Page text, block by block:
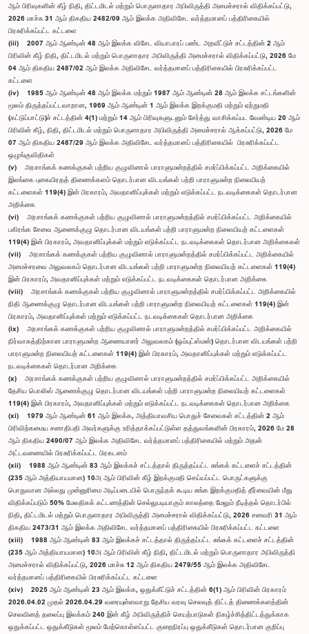
ஆம் பிரிவுகளின் கீழ் நிதி, திட்டமிடல் மற்றும் பொருளாதார அபிவிருத்தி அமைச்சரால் விதிக்கப்பட்டு,
2026 மாச்சு 31 ஆம் திகதிய 2482/09 ஆம் இலக்க அதிவிசேட வர்த்தமானப் பத்திரிகையில்
பிரசுரிக்கப்பட்ட கட்டளை
(iii) 2007 ஆம் ஆண்டின் 48 ஆம் இலக்க விசேட வியாபாரப் பண்ட அறவீட்டுச் சட்டத்தின் 2 ஆம்
பிரிவின் கீழ் நிதி, திட்டமிடல் மற்றும் பொருளாதார அபிவிருத்தி அமைச்சரால் விதிக்கப்பட்டு, 2026 மே
04 ஆம் திகதிய 2487/02 ஆம் இலக்க அதிவிசேட வர்த்தமானப் பத்திரிகையில் பிரசுரிக்கப்பட்ட
கட்டளை
(iv) 1985 ஆம் ஆண்டின் 48 ஆம் இலக்க மற்றும் 1987 ஆம் ஆண்டின் 28 ஆம் இலக்க சட்டங்களின்
மூலம் திருத்தப்பட்டவாறான, 1969 ஆம் ஆண்டின் 1 ஆம் இலக்க இறக்குமதி மற்றும் ஏற்றுமதி
(கட்டுப்பாட்டு)ச் சட்டத்தின் 4(1) மற்றும் 14 ஆம் பிரிவுகளுடனும் சேர்த்து வாசிக்கப்பட வேண்டிய 20 ஆம்
பிரிவின் கீழ், நிதி, திட்டமிடல் மற்றும் பொருளாதார அபிவிருத்தி அமைச்சரால் ஆக்கப்பட்டு, 2026 மே
07 ஆம் திகதிய 2487/29 ஆம் இலக்க அதிவிசேட வர்த்தமானப் பத்திரிகையில் பிரசுரிக்கப்பட்ட
ஒழுங்குவிதிகள்
(v) அரசாங்கக் கணக்குகள் பற்றிய குழுவினால் பாராளுமன்றத்தில் சமர்ப்பிக்கப்பட்ட அறிக்கையில்
இலங்கை புகையிரதத் திணைக்களம் தொடர்பான விடயங்கள் பற்றி பாராளுமன்ற நிலையியற்
கட்டளைகள் 119(4) இன் பிரகாரம், அவதானிப்புக்கள் மற்றும் எடுக்கப்பட்ட நடவடிக்கைகள் தொடர்பான
அறிக்கை
(vi) அரசாங்கக் கணக்குகள் பற்றிய குழுவினால் பாராளுமன்றத்தில் சமர்ப்பிக்கப்பட்ட அறிக்கையில்
பகிரங்க சேவை ஆணைக்குழு தொடர்பான விடயங்கள் பற்றி பாராளுமன்ற நிலையியற் கட்டளைகள்
119(4) இன் பிரகாரம், அவதானிப்புக்கள் மற்றும் எடுக்கப்பட்ட நடவடிக்கைகள் தொடர்பான அறிக்கைகள்
(vii) அரசாங்கக் கணக்குகள் பற்றிய குழுவினால் பாராளுமன்றத்தில் சமர்ப்பிக்கப்பட்ட அறிக்கையில்
அமைச்சரவை அலுவலகம் தொடர்பான விடயங்கள் பற்றி பாராளுமன்ற நிலையியற் கட்டளைகள் 119(4)
இன் பிரகாரம், அவதானிப்புக்கள் மற்றும் எடுக்கப்பட்ட நடவடிக்கைகள் தொடர்பான அறிக்கை
(viii) அரசாங்கக் கணக்குகள் பற்றிய குழுவினால் பாராளுமன்றத்தில் சமர்ப்பிக்கப்பட்ட அறிக்கையில்
நிதி ஆணைக்குழு தொடர்பான விடயங்கள் பற்றி பாராளுமன்ற நிலையியற் கட்டளைகள் 119(4) இன்
பிரகாரம், அவதானிப்புக்கள் மற்றும் எடுக்கப்பட்ட நடவடிக்கைகள் தொடர்பான அறிக்கை
(ix) அரசாங்கக் கணக்குகள் பற்றிய குழுவினால் பாராளுமன்றத்தில் சமர்ப்பிக்கப்பட்ட அறிக்கையில்
நிர்வாகத்திற்கான பாராளுமன்ற ஆணையாளர் அலுவலகம் (ஒம்புட்ஸ்மன்) தொடர்பான விடயங்கள் பற்றி
பாராளுமன்ற நிலையியற் கட்டளைகள் 119(4) இன் பிரகாரம், அவதானிப்புக்கள் மற்றும் எடுக்கப்பட்ட
நடவடிக்கைகள் தொடர்பான அறிக்கை
(x) அரசாங்கக் கணக்குகள் பற்றிய குழுவினால் பாராளுமன்றத்தில் சமர்ப்பிக்கப்பட்ட அறிக்கையில்
தேசிய பொலிஸ் ஆணைக்குழு தொடர்பான விடயங்கள் பற்றி பாராளுமன்ற நிலையியற் கட்டளைகள்
119(4) இன் பிரகாரம், அவதானிப்புக்கள் மற்றும் எடுக்கப்பட்ட நடவடிக்கைகள் தொடர்பான அறிக்கை
(xi) 1979 ஆம் ஆண்டின் 61 ஆம் இலக்க, அத்தியாவசிய பொதுச் சேவைகள் சட்டத்தின் 2 ஆம்
பிரிவிற்கமைய சனாதிபதி அவர்களுக்கு உரித்தாக்கப்பட்டுள்ள தத்துவங்களின் பிரகாரம், 2026 மே 28
ஆம் திகதிய 2490/07 ஆம் இலக்க அதிவிசேட வர்த்தமானப் பத்திரிகையில் மற்றும் அதன்
அட்டவணையில் பிரசுரிக்கப்பட்ட பிரகடனம்
(xii) 1988 ஆம் ஆண்டின் 83 ஆம் இலக்கச் சட்டத்தால் திருத்தப்பட்ட சுங்கக் கட்டளைச் சட்டத்தின்
(235 ஆம் அத்தியாயமான) 10அ ஆம் பிரிவின் கீழ் இறக்குமதி செய்யப்பட்ட பொருட்களுக்கு
பொதுவான அல்லது முன்னுரிமை அடிப்படையில் பொருந்தக் கூடிய சுங்க இறக்குமதித் தீர்வையின் மீது
விதிக்கப்படும் 50% மேலதிகக் கட்டணத்தின் செல்லுபடியாகும் காலத்தை மேலும் நீடித்தல் தொடர்பில்
நிதி, திட்டமிடல் மற்றும் பொருளாதார அபிவிருத்தி அமைச்சரால் விதிக்கப்பட்டு, 2026 சனவரி 31 ஆம்
திகதிய 2473/31 ஆம் இலக்க அதிவிசேட வர்த்தமானப் பத்திரிகையில் பிரசுரிக்கப்பட்ட கட்டளை
(xiii) 1988 ஆம் ஆண்டின் 83 ஆம் இலக்கச் சட்டத்தால் திருத்தப்பட்ட சுங்கக் கட்டளைச் சட்டத்தின்
(235 ஆம் அத்தியாயமான) 10அ ஆம் பிரிவின் கீழ் நிதி, திட்டமிடல் மற்றும் பொருளாதார அபிவிருத்தி
அமைச்சரால் விதிக்கப்பட்டு, 2026 மாச்சு 12 ஆம் திகதிய 2479/55 ஆம் இலக்க அதிவிசேட
வர்த்தமானப் பத்திரிகையில் பிரசுரிக்கப்பட்ட கட்டளை
(xiv) 2025 ஆம் ஆண்டின் 23 ஆம் இலக்க, ஒதுக்கீட்டுச் சட்டத்தின் 6(1) ஆம் பிரிவின் பிரகாரம்
2026.04.02 முதல் 2026.04.29 வரையுள்ளவாறு தேசிய வரவு செலவுத் திட்டத் திணைக்களத்தின்
செலவினத் தலைப்பு இலக்கம் 240 இன் கீழ் அபிவிருத்திச் செயற்பாடுகள் நிகழ்ச்சித்திட்டத்துக்காக
ஒதுக்கப்பட்ட ஒதுக்கீடுகள் மூலம் மேற்கொள்ளப்பட்ட குறைநிரப்பு ஒதுக்கீடுகள் தொடர்பான குறிப்பு